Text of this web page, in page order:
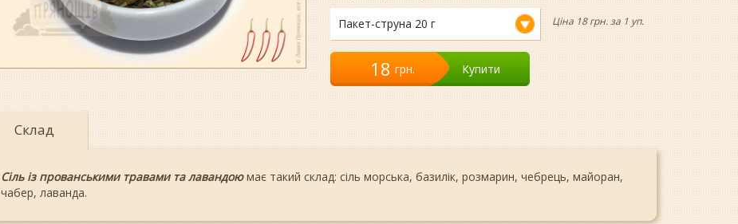
Пакет-струна 20 г Ціна 18 грн. за 1 уп.
18 грн. Купити
Склад
Сіль із прованськими травами та лавандоюмає такий склад: сіль морська, базилік, розмарин, чебрець, майоран,
чабер, лаванда.